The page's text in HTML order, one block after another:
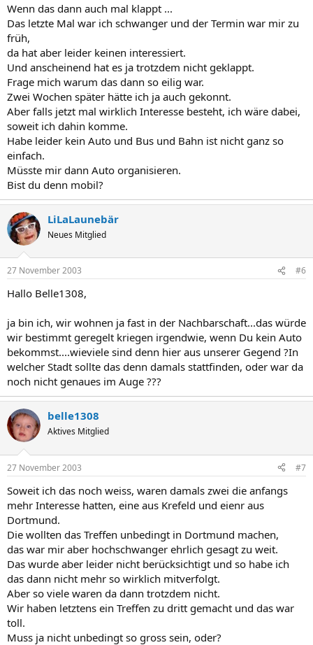
Wenn das dann auch mal klappt ...
Das letzte Mal war ich schwanger und der Termin war mir zu
früh,
da hat aber leider keinen interessiert.
Und anscheinend hat es ja trotzdem nicht geklappt.
Frage mich warum das dann so eilig war.
Zwei Wochen später hätte ich ja auch gekonnt.
Aber falls jetzt mal wirklich Interesse besteht, ich wäre dabei,
soweit ich dahin komme.
Habe leider kein Auto und Bus und Bahn ist nicht ganz so
einfach.
Müsste mir dann Auto organisieren.
Bist du denn mobil?
LiLaLaunebär
Neues Mitglied
27 November 2003 #6
Hallo Belle1308,
ja bin ich, wir wohnen ja fast in der Nachbarschaft...das würde
wir bestimmt geregelt kriegen irgendwie, wenn Du kein Auto
bekommst....wieviele sind denn hier aus unserer Gegend ?In
welcher Stadt sollte das denn damals stattfinden, oder war da
noch nicht genaues im Auge ???
belle1308
Aktives Mitglied
27 November 2003 #7
Soweit ich das noch weiss, waren damals zwei die anfangs
mehr Interesse hatten, eine aus Krefeld und eienr aus
Dortmund.
Die wollten das Treffen unbedingt in Dortmund machen,
das war mir aber hochschwanger ehrlich gesagt zu weit.
Das wurde aber leider nicht berücksichtigt und so habe ich
das dann nicht mehr so wirklich mitverfolgt.
Aber so viele waren da dann trotzdem nicht.
Wir haben letztens ein Treffen zu dritt gemacht und das war
toll.
Muss ja nicht unbedingt so gross sein, oder?